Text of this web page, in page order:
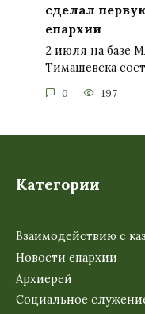
сделал
епархии
2 июля на базе
Тимашевска
0 197
Категории
Взаимодействию с
Новости епархии
Архиерей
Социальное